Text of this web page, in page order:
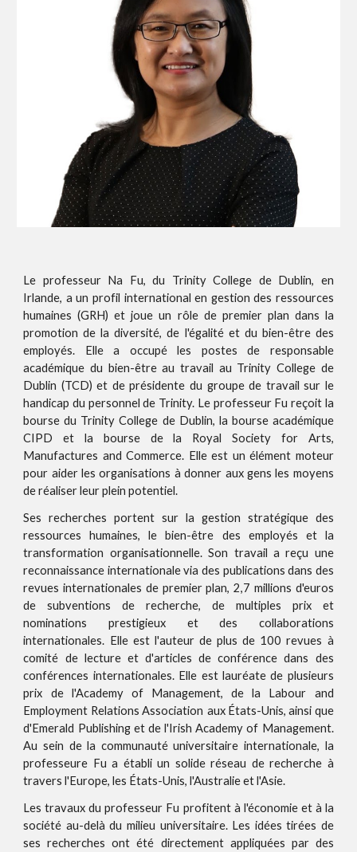
Le professeur Na Fu, du Trinity College de Dublin, en
Irlande, a un profil international en gestion des ressources
humaines (GRH) et joue un rôle de premier plan dans la
promotion de la diversité, de l'égalité et du bien-être des
employés. Elle a occupé les postes de responsable
académique du bien-être au travail au Trinity College de
Dublin (TCD) et de présidente du groupe de travail sur le
handicap du personnel de Trinity. Le professeur Fu reçoit la
bourse du Trinity College de Dublin, la bourse académique
CIPD et la bourse de la Royal Society for Arts,
Manufactures and Commerce. Elle est un élément moteur
pour aider les organisations à donner aux gens les moyens
de réaliser leur plein potentiel.
Ses recherches portent sur la gestion stratégique des
ressources humaines, le bien-être des employés et la
transformation organisationnelle. Son travail a reçu une
reconnaissance internationale via des publications dans des
revues internationales de premier plan, 2,7 millions d'euros
de subventions de recherche, de multiples prix et
nominations prestigieux et des collaborations
internationales. Elle est l'auteur de plus de 100 revues à
comité de lecture et d'articles de conférence dans des
conférences internationales. Elle est lauréate de plusieurs
prix de l'Academy of Management, de la Labour and
Employment Relations Association aux États-Unis, ainsi que
d'Emerald Publishing et de l'Irish Academy of Management.
Au sein de la communauté universitaire internationale, la
professeure Fu a établi un solide réseau de recherche à
travers l'Europe, les États-Unis, l'Australie et l'Asie.
Les travaux du professeur Fu profitent à l'économie et à la
société au-delà du milieu universitaire. Les idées tirées de
ses recherches ont été directement appliquées par des